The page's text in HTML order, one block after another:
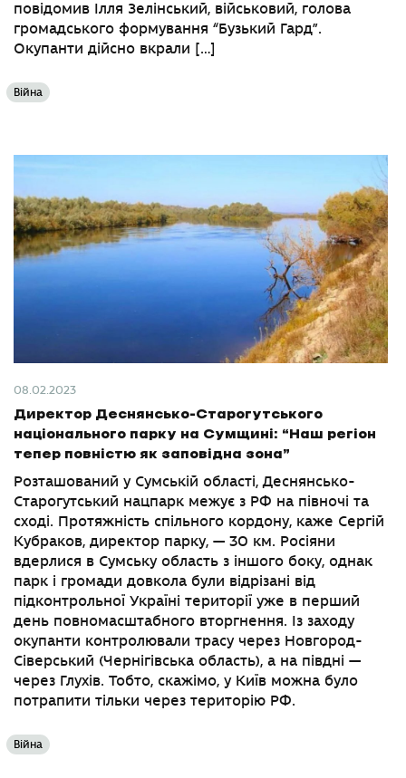
повідомив Ілля Зелінський, військовий, голова
громадського формування “Бузький Гард”.
Окупанти дійсно вкрали […]
Війна
08.02.2023
Директор Деснянсько-Старогутського
національного парку на Сумщині: “Наш регіон
тепер повністю як заповідна зона”
Розташований у Сумській області, Деснянсько-
Старогутський нацпарк межує з РФ на півночі та
сході. Протяжність спільного кордону, каже Сергій
Кубраков, директор парку, — 30 км. Росіяни
вдерлися в Сумську область з іншого боку, однак
парк і громади довкола були відрізані від
підконтрольної Україні території уже в перший
день повномасштабного вторгнення. Із заходу
окупанти контролювали трасу через Новгород-
Сіверський (Чернігівська область), а на півдні —
через Глухів. Тобто, скажімо, у Київ можна було
потрапити тільки через територію РФ.
Війна